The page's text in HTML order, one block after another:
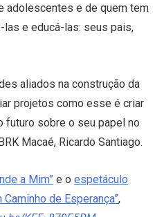
adolescentes e de quem tem
e educá-las: seus pais,
aliados na construção da
projetos como esse é criar
futuro sobre o seu papel no
Macaé, Ricardo Santiago.
a Mim” e o espetáculo
de Esperança”,